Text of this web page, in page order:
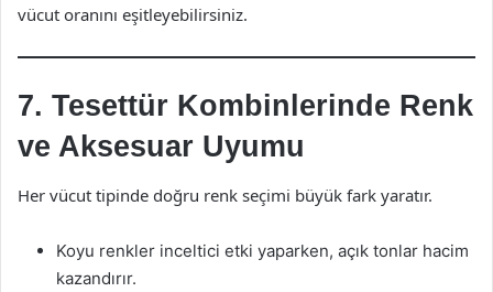
vücut oranını eşitleyebilirsiniz.
7. Tesettür Kombinlerinde Renk
ve Aksesuar Uyumu
Her vücut tipinde doğru renk seçimi büyük fark yaratır.
Koyu renkler inceltici etki yaparken, açık tonlar hacim
kazandırır.